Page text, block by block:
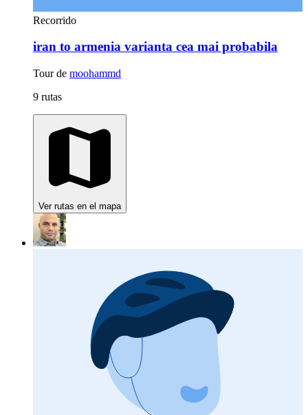
Recorrido
iran to armenia varianta cea mai probabila
Tour de moohammd
9 rutas
Ver rutas en el mapa